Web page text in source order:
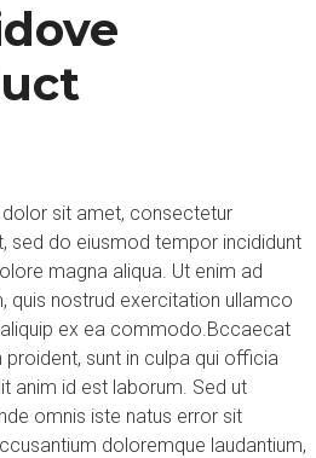
sit amet, consectetur
sed do eiusmod tempor incididunt
magna aliqua. Ut enim ad
quis nostrud exercitation ullamco
ex ea commodo.Bccaecat
proident, sunt in culpa qui officia
anim id est laborum. Sed ut
omnis iste natus error sit
doloremque laudantium,